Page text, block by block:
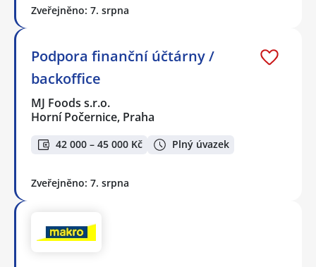
Zveřejněno: 7. srpna
Podpora finanční účtárny /
backoffice
MJ Foods s.r.o.
Horní Počernice, Praha
42 000 – 45 000 Kč Plný úvazek
Zveřejněno: 7. srpna